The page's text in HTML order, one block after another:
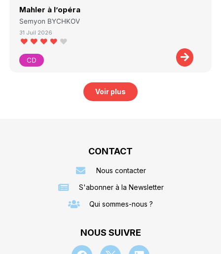
Mahler à l’opéra
Semyon BYCHKOV
31 Juil 2026
CD
Voir plus
CONTACT
Nous contacter
S'abonner à la Newsletter
Qui sommes-nous ?
NOUS SUIVRE